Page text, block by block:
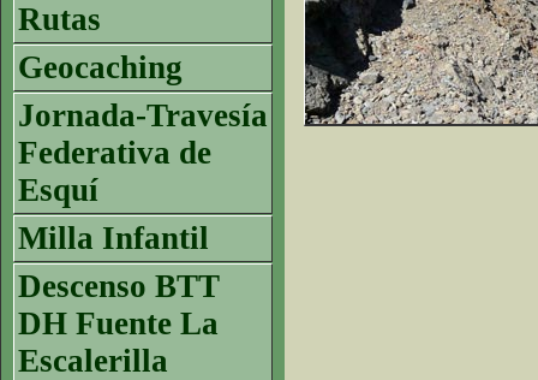
Rutas
Geocaching
Jornada-Travesía
Federativa de
Esquí
Milla Infantil
Descenso BTT
DH Fuente La
Escalerilla